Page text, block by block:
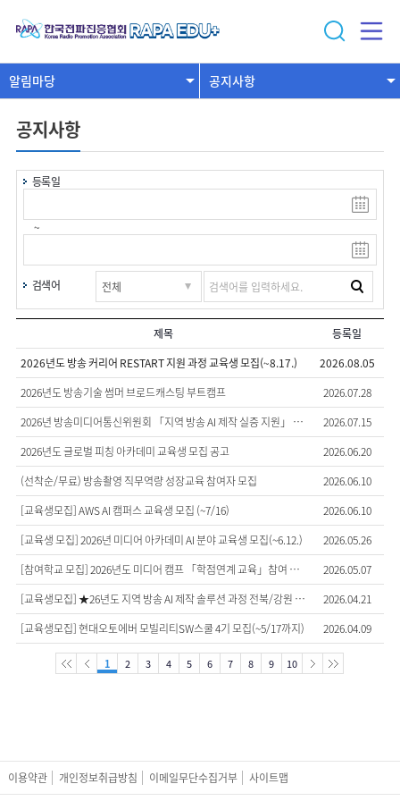
알림마당 공지사항
공지사항
등록일
~
검색어
제목
등록일
2026년도 방송 커리어 RESTART 지원 과정 교육생 모집(~8.17.)
2026.08.05
2026년도 방송기술 썸머 브로드캐스팅 부트캠프
2026.07.28
2026년 방송미디어통신위원회 「지역 방송 AI 제작 실증 지원」 사업자 모집 공고
2026.07.15
2026년도 글로벌 피칭 아카데미 교육생 모집 공고
2026.06.20
(선착순/무료) 방송촬영 직무역량 성장교육 참여자 모집
2026.06.10
[교육생모집] AWS AI 캠퍼스 교육생 모집 (~7/16)
2026.06.10
[교육생 모집] 2026년 미디어 아카데미 AI 분야 교육생 모집(~6.12.)
2026.05.26
[참여학교 모집] 2026년도 미디어 캠프 「학점연계 교육」참여 학교 모집 (~5.28. 17시까지)
2026.05.07
[교육생모집] ★26년도 지역 방송 AI 제작 솔루션 과정 전북/강원 지역 교육생 모집(~5.15.)
2026.04.21
[교육생모집] 현대오토에버 모빌리티SW스쿨 4기 모집(~5/17까지)
2026.04.09
1 2 3 4 5 6 7 8 9 10
이용약관 개인정보취급방침 이메일무단수집거부 사이트맵